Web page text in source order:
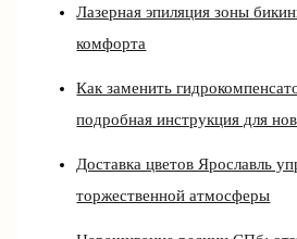
Лазерная эпиляция зоны
комфорта
Как заменить
подробная инструкция для
Доставка цветов Ярославль
торжественной атмосферы